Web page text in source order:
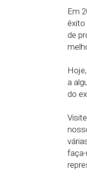
Em
de
a
do